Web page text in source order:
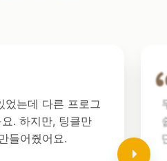
었는데 다른 프로그
. 하지만, 팅클만
들어줬어요.